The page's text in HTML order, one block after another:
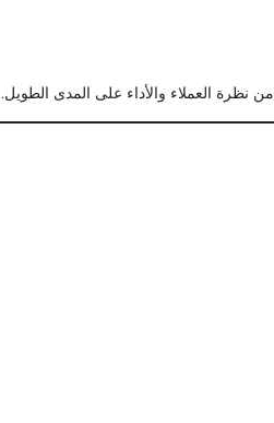
نظرة العملاء والأداء على المدى الطويل.